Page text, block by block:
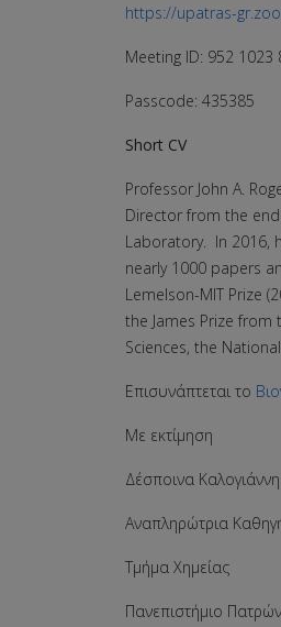
https://upatras-
Meeting ID: 952 1023
Passcode: 435385
Short CV
Professor John A.
Director from the
Laboratory. In 2016,
nearly 1000 papers
Lemelson-MIT Prize
the James Prize from
Sciences, the
Επισυνάπτεται το
Με εκτίμηση
Δέσποινα Καλογιάννη
Αναπληρώτρια
Τμήμα Χημείας
Πανεπιστήμιο Πατρών